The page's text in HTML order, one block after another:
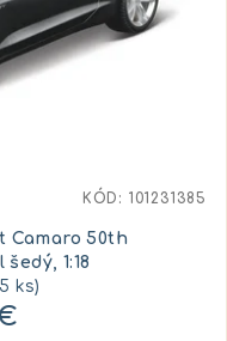
Camaro 50th
1:18
ks)
KÓD: 101231385